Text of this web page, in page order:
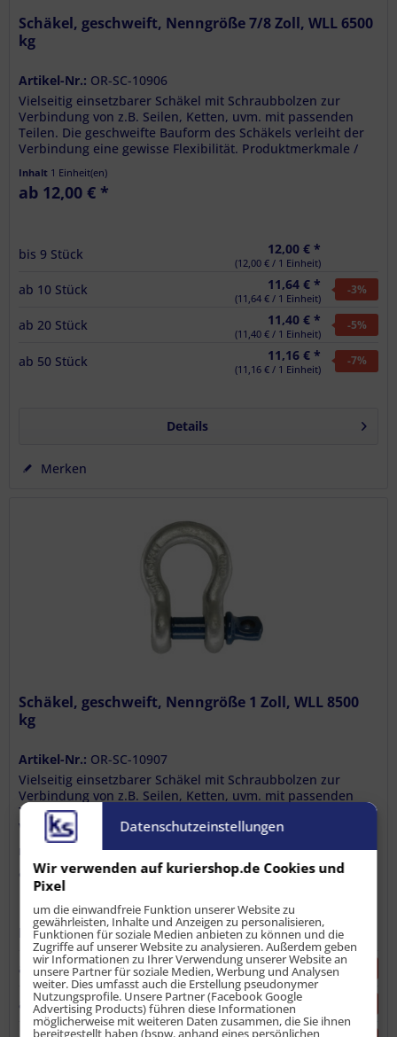
Schäkel, geschweift, Nenngröße 7/8 Zoll, WLL 6500
kg
Artikel-Nr.: OR-SC-10906
Vielseitig einsetzbarer Schäkel mit Schraubbolzen zur
Verbindung von z.B. Seilen, Ketten, uvm. mit passenden
Teilen. Die geschweifte Bauform des Schäkels verleiht der
Verbindung eine gewisse Flexibilität. Produktmerkmale /
Inhalt 1 Einheit(en)
ab 12,00 € *
bis 9 Stück 12,00 € *
(12,00 € / 1 Einheit)
ab 10 Stück 11,64 € *
(11,64 € / 1 Einheit)
-3%
ab 20 Stück 11,40 € *
(11,40 € / 1 Einheit)
-5%
ab 50 Stück 11,16 € *
(11,16 € / 1 Einheit)
-7%
Details
Merken
Schäkel, geschweift, Nenngröße 1 Zoll, WLL 8500
kg
Artikel-Nr.: OR-SC-10907
Vielseitig einsetzbarer Schäkel mit Schraubbolzen zur
Verbindung von z.B. Seilen, Ketten, uvm. mit passenden
Teilen. Die geschweifte Bauform des Schäkels verleiht der
Verbindung eine gewisse Flexibilität. Produktmerkmale /
Technische...
Inhalt 1 Einheit(en)
ab 22,20 € *
bis 9Stück 22,20 € *
(22,20 € / 1 Einheit)
ab 10Stück 21,53 € *
(21,53 € / 1 Einheit)
ab 20Stück 21,09 € *
(21,09 € / 1 Einheit)
Datenschutzeinstellungen
Wir verwenden auf kuriershop.de Cookies und
Pixel
um die einwandfreie Funktion unserer Website zu
gewährleisten, Inhalte und Anzeigen zu personalisieren,
Funktionen für soziale Medien anbieten zu können und die
Zugriffe auf unserer Website zu analysieren. Außerdem geben
wir Informationen zu Ihrer Verwendung unserer Website an
unsere Partner für soziale Medien, Werbung und Analysen
weiter. Dies umfasst auch die Erstellung pseudonymer
Nutzungsprofile. Unsere Partner (Facebook Google
Advertising Products) führen diese Informationen
möglicherweise mit weiteren Daten zusammen, die Sie ihnen
bereitgestellt haben (bspw. anhand eines persönlichen